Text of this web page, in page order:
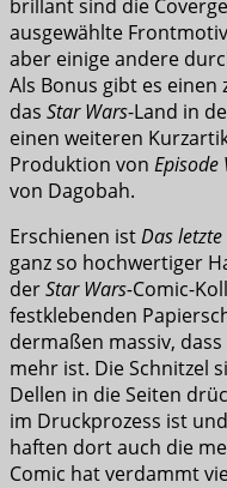
brillant sind die
ausgewählte
aber einige andere
Als Bonus gibt es
das Star Wars-Land in
einen weiteren
Produktion von Episode
von Dagobah.
Erschienen istDas
ganz so hochwertiger
derStar Wars-Comic-
festklebenden
dermaßen massiv,
mehr ist. Die Schnitzel
Dellen in die Seiten
im Druckprozess ist
haften dort auch die
Comic hat verdammt